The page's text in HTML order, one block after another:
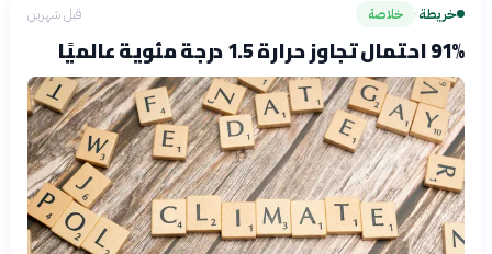
خريطة› خلاصة قبل شهرين
91% احتمال تجاوز حرارة 1.5 درجة مئوية عالميًا